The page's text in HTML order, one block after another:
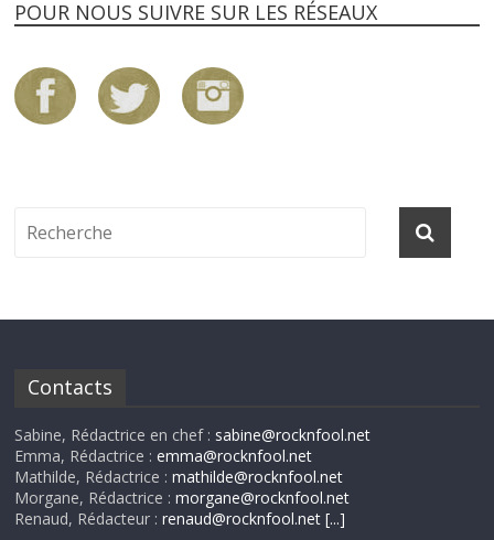
POUR NOUS SUIVRE SUR LES RÉSEAUX
Contacts
Sabine, Rédactrice en chef : sabine@rocknfool.net
Emma, Rédactrice :emma@rocknfool.net
Mathilde, Rédactrice :mathilde@rocknfool.net
Morgane, Rédactrice :morgane@rocknfool.net
Renaud, Rédacteur :renaud@rocknfool.net [...]